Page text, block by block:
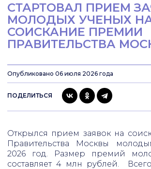
СТАРТОВАЛ ПРИЕМ
МОЛОДЫХ УЧЕНЫХ
СОИСКАНИЕ ПРЕМИИ
ПРАВИТЕЛЬСТВА
Опубликовано 06 июля 2026 года
ПОДЕЛИТЬСЯ
Открылся прием заявок на
Правительства Москвы
2026 год. Размер премий
составляет 4 млн рублей.